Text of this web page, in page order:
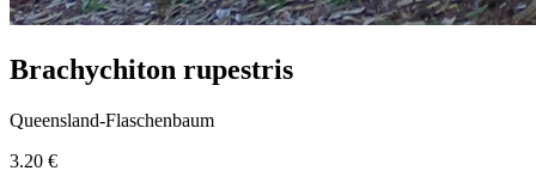
Brachychiton rupestris
Queensland-Flaschenbaum
3.20 €